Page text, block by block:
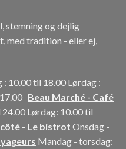
stemning og dejlig
med tradition - eller ej,
: 10.00 til 18.00 Lørdag :
Beau Marché - Café
Lørdag: 10.00 til
- Le bistrot Onsdag -
Mandag - torsdag: